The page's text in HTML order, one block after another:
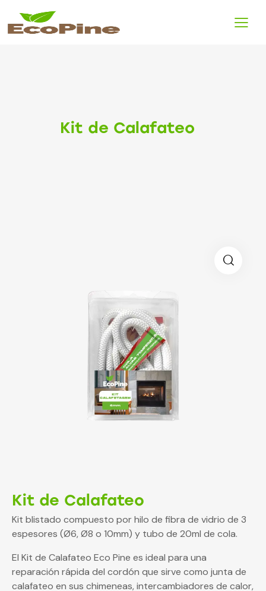
Kit de Calafateo
Kit de Calafateo
Kit blistado compuesto por hilo de fibra de vidrio de 3
espesores (Ø6, Ø8 o 10mm) y tubo de 20ml de cola.
El Kit de Calafateo Eco Pine es ideal para una
reparación rápida del cordón que sirve como junta de
calafateo en sus chimeneas, intercambiadores de calor,